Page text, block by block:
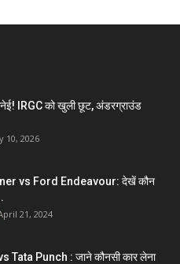
IRGC को खुली छूट, अंडरग्राउंड
10, 2026
vs Ford Endeavour: देखें कौन
21, 2024
Tata Punch : जाने कौनसी कार लेना